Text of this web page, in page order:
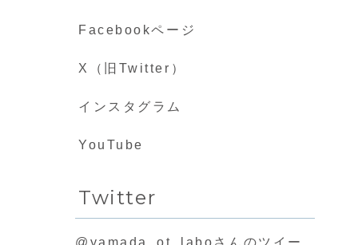
Facebookページ
X（旧Twitter）
インスタグラム
YouTube
Twitter